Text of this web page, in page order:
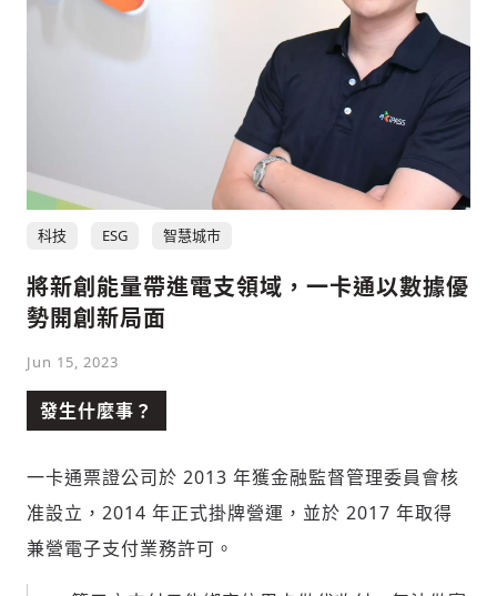
科技 ESG 智慧城市
將新創能量帶進電支領域，一卡通以數據優
勢開創新局面
Jun 15, 2023
發生什麼事？
一卡通票證公司於 2013 年獲金融監督管理委員會核
准設立，2014 年正式掛牌營運，並於 2017 年取得
兼營電子支付業務許可。